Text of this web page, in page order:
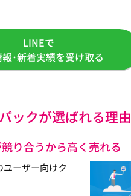
LINEで
･新着実績を受け取る
ックが選ばれる理由
り合うから高く売れる
ーザー向けク